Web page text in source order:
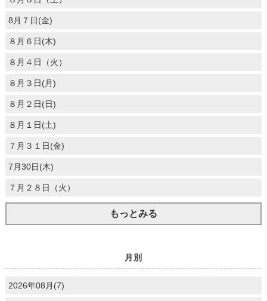
8月７日(金)
８月６日(木)
８月４日（火）
８月３日(月)
８月２日(日)
８月１日(土)
７月３１日(金)
7月30日(木)
７月２８日（火）
もっとみる
月別
2026年08月(7)